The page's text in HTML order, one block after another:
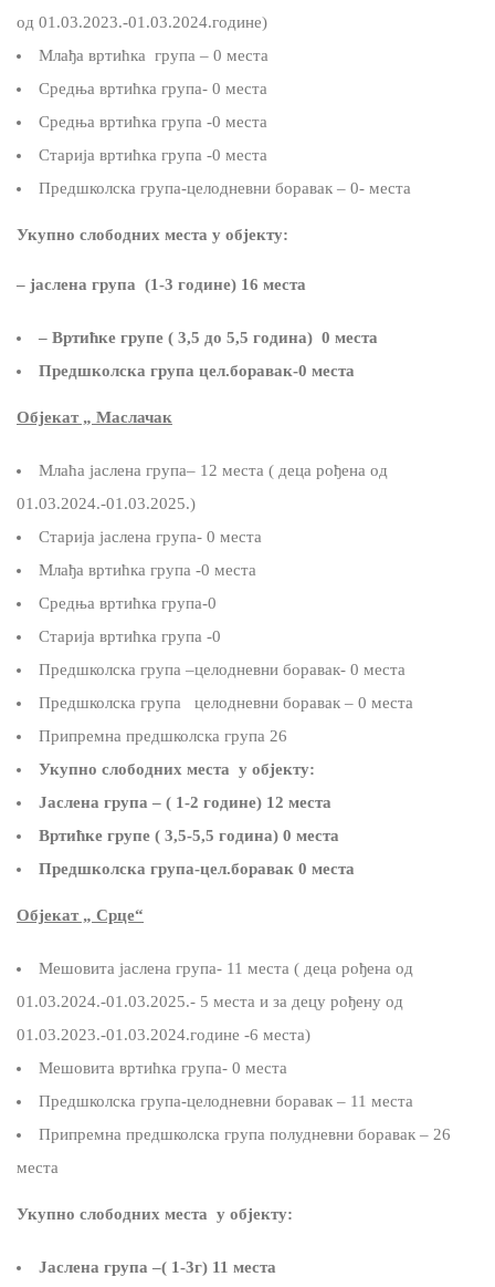
од 01.03.2023.-01.03.2024.године)
Млађа вртићка група – 0 места
Средња вртићка група- 0 места
Средња вртићка група -0 места
Старија вртићка група -0 места
Предшколска група-целодневни боравак – 0- места
Укупно слободних места у објекту:
– јаслена група (1-3 године) 16 места
– Вртићке групе ( 3,5 до 5,5 година) 0 места
Предшколска група цел.боравак-0 места
Објекат „ Маслачак
Млаћа јаслена група– 12 места ( деца рођена од
01.03.2024.-01.03.2025.)
Старија јаслена група- 0 места
Млађа вртићка група -0 места
Средња вртићка група-0
Старија вртићка група -0
Предшколска група –целодневни боравак- 0 места
Предшколска група целодневни боравак – 0 места
Припремна предшколска група 26
Укупно слободних места у објекту:
Јаслена група – ( 1-2 године) 12 места
Вртићке групе ( 3,5-5,5 година) 0 места
Предшколска група-цел.боравак 0 места
Објекат „ Срце“
Мешовита јаслена група- 11 места ( деца рођена од
01.03.2024.-01.03.2025.- 5 места и за децу рођену од
01.03.2023.-01.03.2024.године -6 места)
Мешовита вртићка група- 0 места
Предшколска група-целодневни боравак – 11 места
Припремна предшколска група полудневни боравак – 26
места
Укупно слободних места у објекту:
Јаслена група –( 1-3г) 11 места